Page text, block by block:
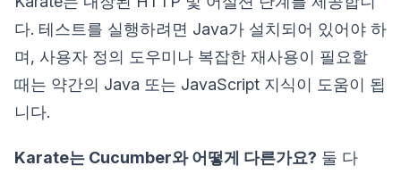
다. 테스트를 실행하려면 Java가 설치되어 있어야 하
며, 사용자 정의 도우미나 복잡한 재사용이 필요할
때는 약간의 Java 또는 JavaScript 지식이 도움이 됩
니다.
Karate는 Cucumber와 어떻게 다른가요? 둘 다